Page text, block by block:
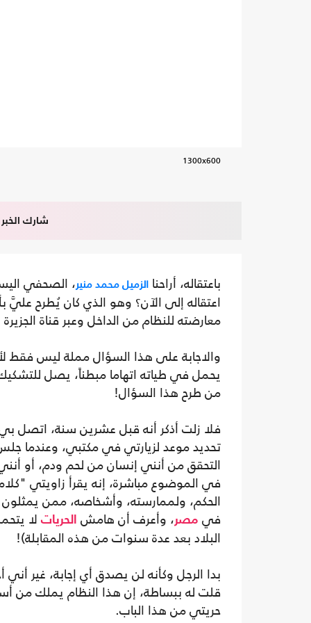
1300x600
شارك الخبر
باعتقاله، أراحنا الزميل محمد منير، الصحفي
اعتقاله إلى الآن؟ وهو الذي كان يُطرح عليَّ
معارضته للنظام من الداخل وعبر قناة
والاجابة على هذا السؤال مملة ليس فقط
يحمل في طياته اتهاما مبطناً، يصل
من طرح هذا السؤال!
فلا زلت أذكر أنه قبل عشرين سنة، اتصل
تحديد موعد لزيارتي في مكتبي، وعندما
التحقق من أنني إنسان من لحم ودم، أو
في الموضوع مباشرة، إنه يقرأ زاويتي
الحكم، ولممارسته، وأشخاصه، ممن
في مصر، وأعرف أن هامش الحريات لا
البلاد بعد عدة سنوات من هذه المقابلة)!
بدا الرجل وكأنه لن يصدق أي إجابة، غير
قلت له ببساطة، إن هذا النظام يملك من
حريتي من هذا الباب.